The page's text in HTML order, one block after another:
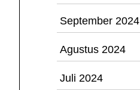
September 2024
Agustus 2024
Juli 2024